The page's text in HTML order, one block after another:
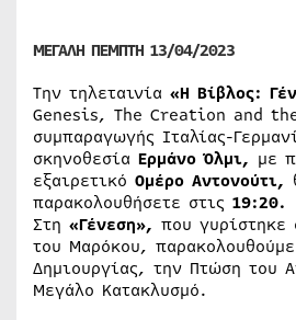
ΜΕΓΑΛΗ ΠΕΜΠΤΗ 13/04/2023
Την τηλεταινία «Η Βίβλος:
Genesis, The Creation and
συμπαραγωγής Ιταλίας-
σκηνοθεσία Ερμάνο Όλμι, με
εξαιρετικό Ομέρο Αντονούτι,
παρακολουθήσετε στις 19:20.
Στη «Γένεση», που γυρίστηκε
του Μαρόκου,
Δημιουργίας, την Πτώση του
Μεγάλο Κατακλυσμό.